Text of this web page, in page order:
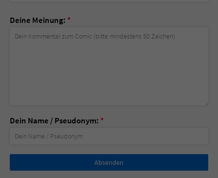
Deine Meinung: *
Dein Name / Pseudonym: *
Nicht
ausfüllen!